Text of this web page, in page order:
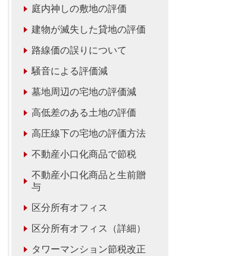
庭内神しの敷地の評価
建物が滅失した貸地の評価
路線価の誤りについて
騒音による評価減
墓地周辺の宅地の評価減
高低差のある土地の評価
高圧線下の宅地の評価方法
不動産小口化商品で節税
不動産小口化商品と生前贈
与
区分所有オフィス
区分所有オフィス（詳細）
タワーマンション節税改正